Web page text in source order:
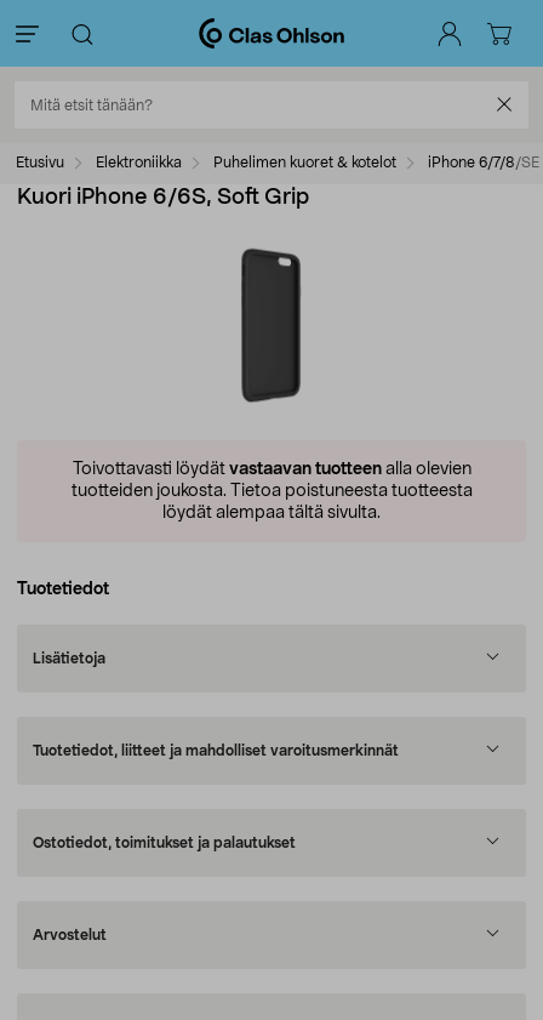
Etusivu Elektroniikka Puhelimen kuoret & kotelot iPhone 6/7/8/
Kuori iPhone 6/6S, Soft Grip
Toivottavasti löydät vastaavan tuotteenalla olevien
tuotteiden joukosta. Tietoa poistuneesta tuotteesta
löydät alempaa tältä sivulta.
Tuotetiedot
Lisätietoja
Tuotetiedot, liitteet ja mahdolliset varoitusmerkinnät
Ostotiedot, toimitukset ja palautukset
Arvostelut